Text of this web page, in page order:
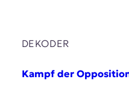
DEKODER
Kampf der